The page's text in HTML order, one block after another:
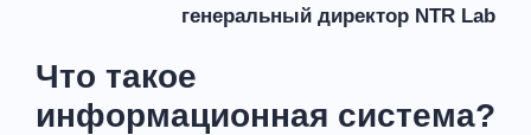
генеральный директор NTR Lab
Что такое
информационная система?